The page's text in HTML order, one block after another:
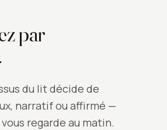
par
du lit décide de
narratif ou affirmé —
regarde au matin.